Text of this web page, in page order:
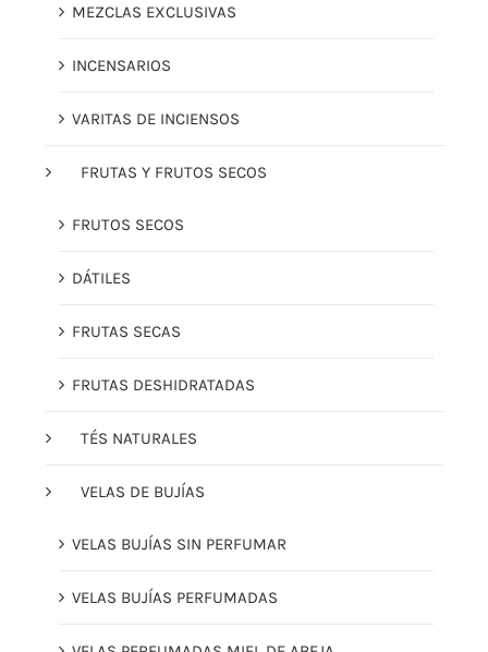
MEZCLAS EXCLUSIVAS
INCENSARIOS
VARITAS DE INCIENSOS
FRUTAS Y FRUTOS SECOS
FRUTOS SECOS
DÁTILES
FRUTAS SECAS
FRUTAS DESHIDRATADAS
TÉS NATURALES
VELAS DE BUJÍAS
VELAS BUJÍAS SIN PERFUMAR
VELAS BUJÍAS PERFUMADAS